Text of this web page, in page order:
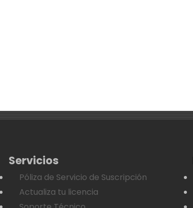
Servicios
Póliza de Servicio de Suscripción
Actualiza tu licencia